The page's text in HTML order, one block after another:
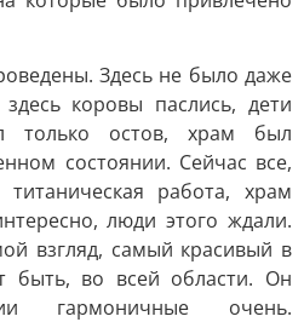
Здесь не было даже
коровы паслись, дети
только остов, храм был
состоянии. Сейчас все,
работа, храм
люди этого ждали.
взгляд, самый красивый в
быть, во всей области. Он
гармоничные очень.